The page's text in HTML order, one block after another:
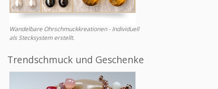
Wandelbare Ohrschmuckkreationen - Individuell
als Stecksystem erstellt.
Trendschmuck und Geschenke